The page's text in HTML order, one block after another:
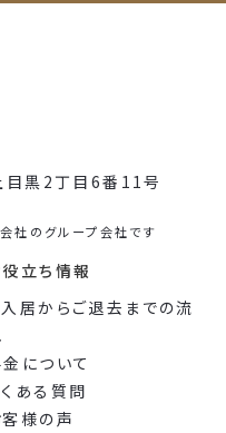
黒2丁目6番11号
社のグループ会社です
立ち情報
居からご退去までの流
について
ある質問
客様の声